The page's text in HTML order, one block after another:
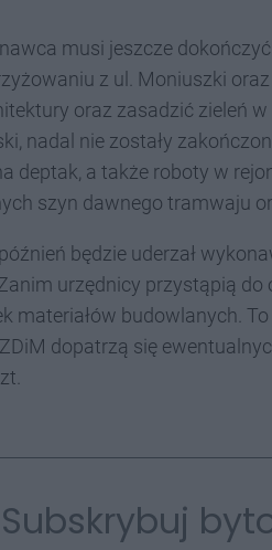
musi jeszcze
z ul. Moniuszki
oraz zasadzić zieleń
nadal nie zostały
deptak, a także roboty w
szyn dawnego tramwaju
będzie uderzał
urzędnicy przystąpią
materiałów budowlanych.
dopatrzą się
Subskrybuj